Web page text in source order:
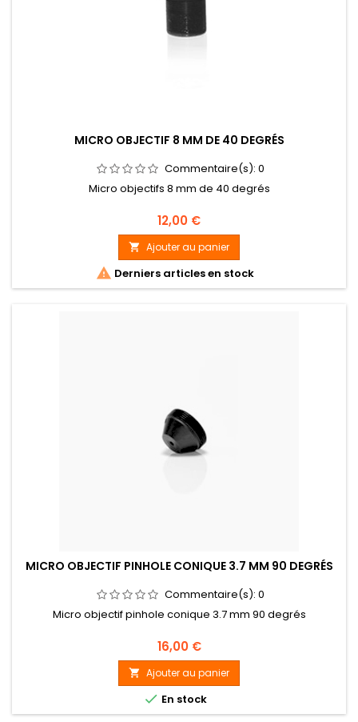
MICRO OBJECTIF 8 MM DE 40 DEGRÉS
Commentaire(s): 0
Micro objectifs 8 mm de 40 degrés
Prix
12,00 €
 Ajouter au panier
 Derniers articles en stock
MICRO OBJECTIF PINHOLE CONIQUE 3.7 MM 90 DEGRÉS
Commentaire(s): 0
Micro objectif pinhole conique 3.7 mm 90 degrés
Prix
16,00 €
 Ajouter au panier
 En stock